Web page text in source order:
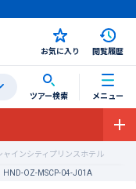
お気に入り 閲覧履歴
ツアー検索 メニュー
ャインシティプリンスホテル
HND-OZ-MSCP-04-J01A